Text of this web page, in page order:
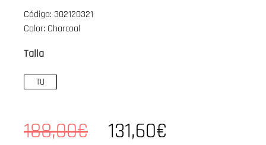
Código: 302120321
Color: Charcoal
Talla
TU
188,00€ 131,60€